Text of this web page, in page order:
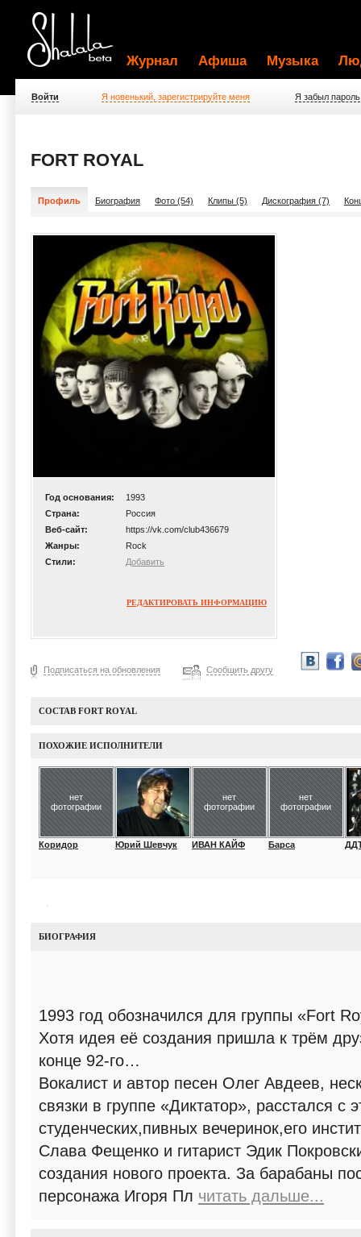
Журнал Афиша Музыка
Войти Я новенький, зарегистрируйте меня Я забыл пароль
FORT ROYAL
Профиль Биография Фото (54) Клипы (5) Дискография (7)
Год основания:
1993
Страна:
Россия
Веб-сайт:
https://vk.com/club436679
Жанры:
Rock
Стили:
Добавить
РЕДАКТИРОВАТЬ ИНФОРМАЦИЮ
Подписаться на обновления Сообщить другу
СОСТАВ FORT ROYAL
ПОХОЖИЕ ИСПОЛНИТЕЛИ
нет
фотографии
Коридор Юрий Шевчук
нет
фотографии
ИВАН КАЙФ
нет
фотографии
Барса
БИОГРАФИЯ
1993 год обозначился для группы «Fort
Хотя идея её создания пришла к трём
конце 92-го…
Вокалист и автор песен Олег Авдеев,
связки в группе «Диктатор», расстался с
студенческих,пивных вечеринок,его
Слава Фещенко и гитарист Эдик
создания нового проекта. За барабаны
персонажа Игоря Пл читать дальше...